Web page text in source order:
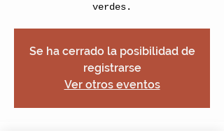
verdes.
Se ha cerrado la posibilidad de
registrarse
Ver otros eventos